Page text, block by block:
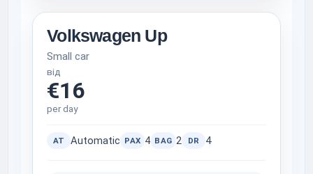
Volkswagen Up
Small car
від
€16
per day
AT Automatic PAX 4 BAG 2 DR 4